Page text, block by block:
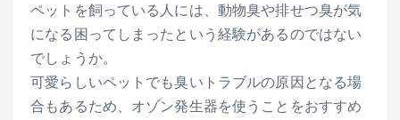
ペットを飼っている人には、動物臭や排せつ臭が気
になる困ってしまったという経験があるのではない
でしょうか。
可愛らしいペットでも臭いトラブルの原因となる場
合もあるため、オゾン発生器を使うことをおすすめ